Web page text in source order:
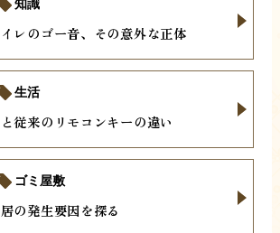
レのゴー音、その意外な正体
知識
従来のリモコンキーの違い
生活
の発生要因を探る
ゴミ屋敷